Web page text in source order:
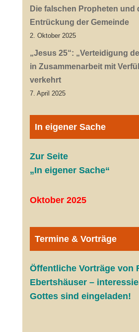
Die falschen Propheten und
Entrückung der Gemeinde
2. Oktober 2025
„Jesus 25“: „Verteidigung
in Zusammenarbeit mit
verkehrt
7. April 2025
In eigener Sache
Zur Seite
„In eigener Sache“
Oktober 2025
Termine & Vorträge
Öffentliche Vorträge von
Ebertshäuser –
Gottes sind eingeladen!